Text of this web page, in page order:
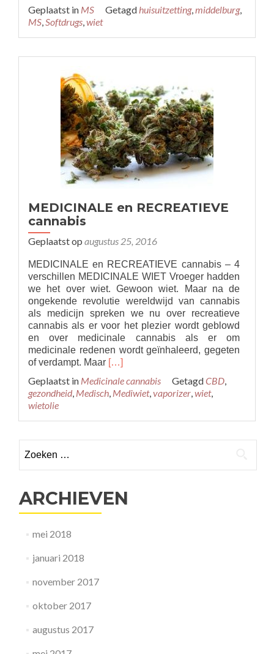
about
MS-
patiënt
moet
huis
wiet
Geplaatst in MS Getagdhuisuitzetting,middelburg,
MS,Softdrugs,wiet
MEDICINALE en RECREATIEVE
cannabis
Geplaatst op augustus 25, 2016
MEDICINALE en RECREATIEVE cannabis – 4
verschillen MEDICINALE WIET Vroeger hadden
we het over wiet. Gewoon wiet. Maar na de
ongekende revolutie wereldwijd van cannabis
als medicijn spreken we nu over recreatieve
cannabis als er voor het plezier wordt geblowd
en over medicinale cannabis als er om
medicinale redenen wordt geïnhaleerd, gegeten
of verdampt. Maar Read
about
MEDICINALE
RECREATIEVE
[…]
Geplaatst in Medicinale cannabis GetagdCBD,
gezondheid, Medisch, Mediwiet,vaporizer,wiet,
wietolie
naar:
ARCHIEVEN
mei 2018
januari 2018
november 2017
oktober 2017
augustus 2017